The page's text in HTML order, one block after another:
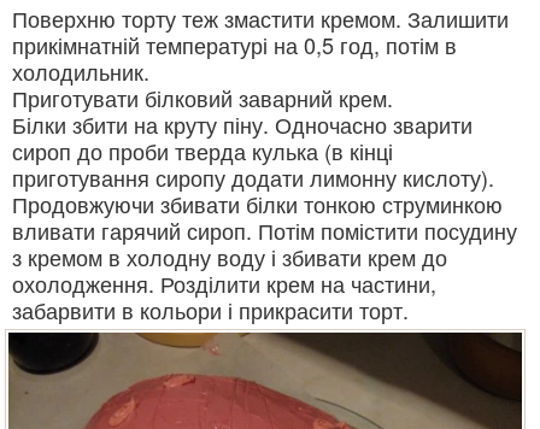
Поверхню торту теж змастити кремом. Залишити
прикімнатній температурі на 0,5 год, потім в
холодильник.
Приготувати білковий заварний крем.
Білки збити на круту піну. Одночасно зварити
сироп до проби тверда кулька (в кінці
приготування сиропу додати лимонну кислоту).
Продовжуючи збивати білки тонкою струминкою
вливати гарячий сироп. Потім помістити посудину
з кремом в холодну воду і збивати крем до
охолодження. Розділити крем на частини,
забарвити в кольори і прикрасити торт.